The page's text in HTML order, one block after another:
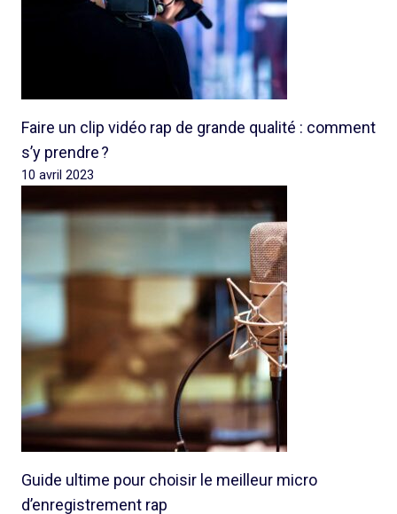
Faire un clip vidéo rap de grande qualité : comment
s’y prendre ?
10 avril 2023
Guide ultime pour choisir le meilleur micro
d’enregistrement rap